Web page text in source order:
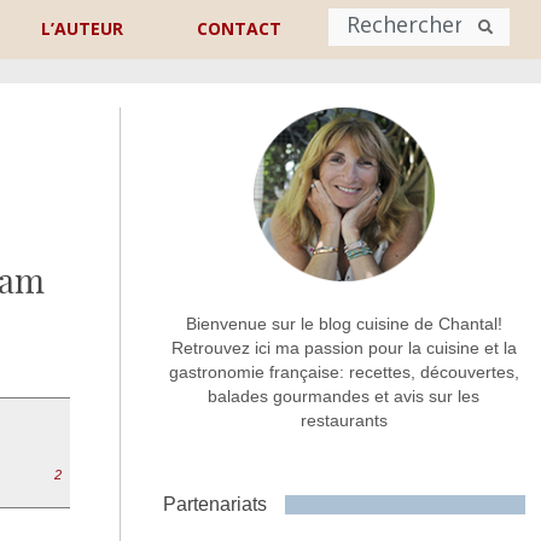
L’AUTEUR CONTACT
Nom
Adresse de contact
Commentaire ou message *
2
Bienvenue sur le blog cuisine de Chantal!
Retrouvez ici ma passion pour la cuisine et la
gastronomie française: recettes, découvertes,
balades gourmandes et avis sur les
restaurants
Partenariats